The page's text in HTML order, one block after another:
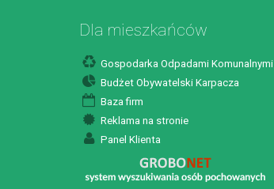
Dla mieszkańców
Gospodarka Odpadami Komunalnymi
Budżet Obywatelski Karpacza
Baza firm
Reklama na stronie
Panel Klienta